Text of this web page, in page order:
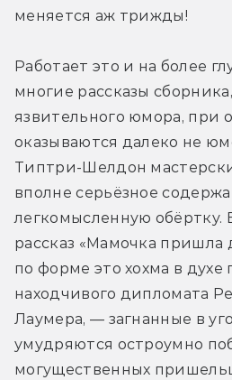
меняется аж трижды!
Работает это и на более
многие рассказы
язвительного юмора, при
оказываются далеко не
Типтри-Шелдон
вполне серьёзное
легкомысленную обёртку.
рассказ «Мамочка пришла
по форме это хохма в
находчивого дипломата
Лаумера, — загнанные в
умудряются остроумно
могущественных